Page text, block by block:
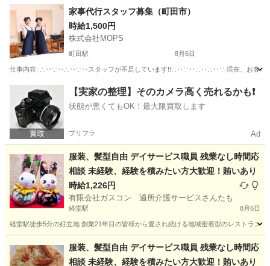
東京 世田谷区 下北沢駅 介護
家事代行スタッフ募集（町田市）
時給1,500円
株式会社MOPS
町田駅 8月6日
仕事内容: ∴‥∵‥∴‥∵‥スタッフが不足しています!!∴‥∵‥∴‥∴‥∵ 現在、お客様から多
町田駅 その他 スタッフ
【実家の整理】そのカメラ高く売れるかも❗️
状態が悪くてもOK！最大限買取します
プリフラ Ad
服装、髪型自由 デイサービス職員 残業なし時間応
相談 未経験、経験を積みたい方大歓迎！賄いあり
時給1,226円
有限会社ガスコン 通所介護サービスさんたも
経堂駅 8月6日
経堂駅徒歩5分の好立地 創業21年目の皆様から愛され続ける地域密着型のレストラン
経堂駅 介護 髪型
服装、髪型自由 デイサービス職員 残業なし時間応
相談 未経験、経験を積みたい方大歓迎！賄いあり